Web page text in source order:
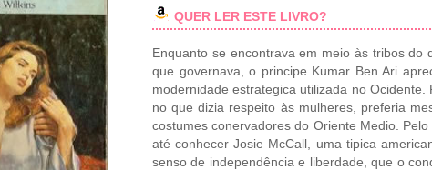
QUER LER ESTE LIVRO?
Enquanto se encontrava em meio às tribos do
que governava, o principe Kumar Ben Ari
modernidade estrategica utilizada no Ocidente.
no que dizia respeito às mulheres, preferia
costumes conervadores do Oriente Medio. Pelo
até conhecer Josie McCall, uma tipica
senso de independência e liberdade, que o